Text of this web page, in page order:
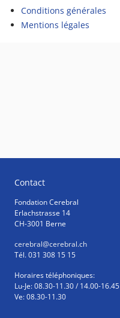
Conditions générales
Mentions légales
Contact
Fondation Cerebral
Erlachstrasse 14
CH-3001 Berne
cerebral@cerebral.ch
Tél. 031 308 15 15
Horaires téléphoniques:
Lu-Je: 08.30-11.30 / 14.00-16.45
Ve: 08.30-11.30